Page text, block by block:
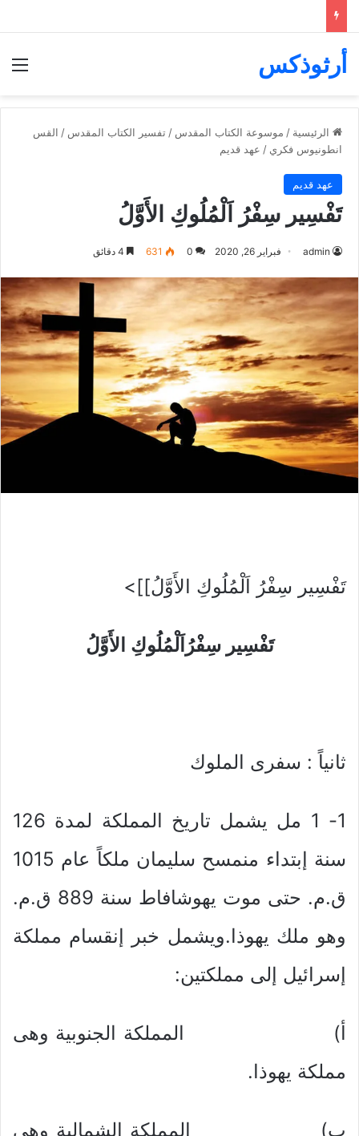
أرثوذكس
الرئيسية / موسوعة الكتاب المقدس / تفسير الكتاب المقدس / القس
انطونيوس فكري / عهد قديم
عهد قديم
تَفْسِير سِفْرُ اَلْمُلُوكِ الأَوَّلُ
admin فبراير 26, 2020 0
631
تَفْسِير سِفْرُ اَلْمُلُوكِ الأَوَّلُ]]>
تَفْسِير سِفْرُاَلْمُلُوكِ الأَوَّلُ
ثانياً : سفرى الملوك
1- 1 مل يشمل تاريخ المملكة لمدة 126
سنة إبتداء منمسح سليمان ملكاً عام 1015
ق.م. حتى موت يهوشافاط سنة 889 ق.م.
وهو ملك يهوذا.ويشمل خبر إنقسام مملكة
إسرائيل إلى مملكتين:
أ‌) المملكة الجنوبية وهى
مملكة يهوذا.
ب‌) المملكة الشمالية وهى